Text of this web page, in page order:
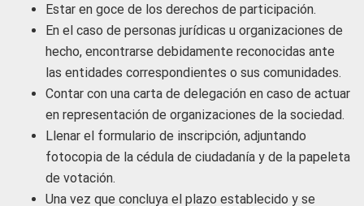
Estar en goce de los derechos de participación.
En el caso de personas jurídicas u organizaciones de
hecho, encontrarse debidamente reconocidas ante
las entidades correspondientes o sus comunidades.
Contar con una carta de delegación en caso de actuar
en representación de organizaciones de la sociedad.
Llenar el formulario de inscripción, adjuntando
fotocopia de la cédula de ciudadanía y de la papeleta
de votación.
Una vez que concluya el plazo establecido y se